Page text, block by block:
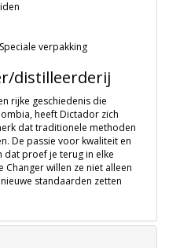
Speciale verpakking
distilleerderij
rijke geschiedenis die
heeft Dictador zich
dat traditionele methoden
De passie voor kwaliteit en
dat proef je terug in elke
Changer willen ze niet alleen
standaarden zetten